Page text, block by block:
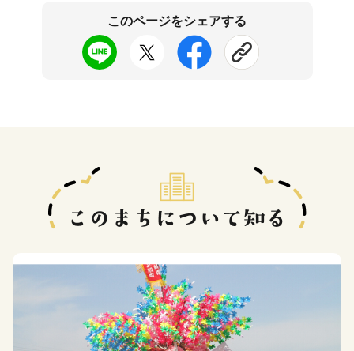
このページをシェアする